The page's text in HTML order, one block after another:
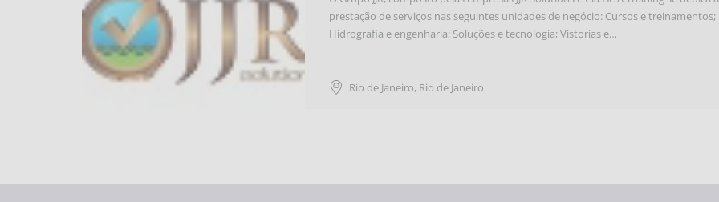
prestação de serviços nas seguintes unidades de negócio: Cursos e treinamentos;
Hidrografia e engenharia; Soluções e tecnologia; Vistorias e…
Rio de Janeiro, Rio de Janeiro